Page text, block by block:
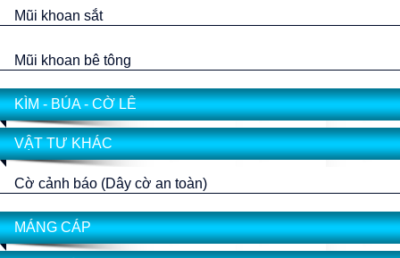
Mũi khoan sắt
Mũi khoan bê tông
KÌM - BÚA - CỜ LÊ
VẬT TƯ KHÁC
Cờ cảnh báo (Dây cờ an toàn)
MÁNG CÁP